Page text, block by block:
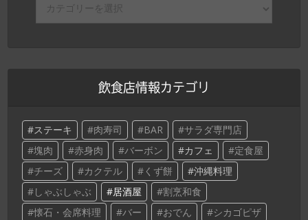
飲食店情報カテゴリ
ステーキ 肉寿司 BAR
サラダ専門店
塊肉
赤身肉 バーボン カフェ
定食屋
チーズ
カクテル くず餅
沖縄料理
しゃぶしゃぶ
居酒屋
割烹和食
懐石・会席料理
バー おでん シカゴピザ